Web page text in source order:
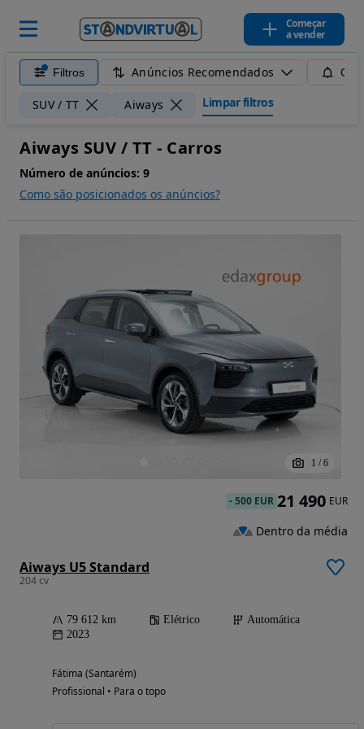
Começar
a vender
Filtros Anúncios Recomendados
SUV / TT Aiways Limpar filtros
Aiways SUV / TT - Carros
Número de anúncios: 9
Como são posicionados os anúncios?
1 / 6
Aiways U5 Standard
204 cv
79 612 km Elétrico
Automática
2023
Fátima (Santarém)
Profissional • Para o topo
-500 EUR 21 490 EUR
Dentro da média